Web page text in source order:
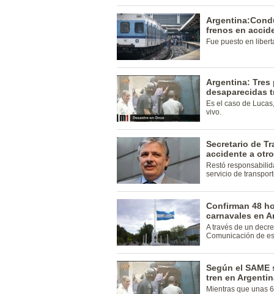
frenos en
Fue puesto en
Argentina: Tres
desaparecidas
Es el caso de
vivo.
Secretario de
accidente a
Restó
servicio de
Confirman 48
carnavales en
A través de un
Comunicación de
Según el
tren en
Mientras que unas